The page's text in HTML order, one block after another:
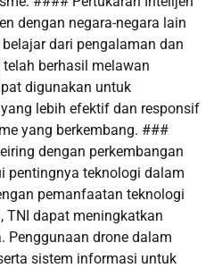
dengan negara-negara lain
dari pengalaman dan
berhasil melawan
digunakan untuk
lebih efektif dan responsif
yang berkembang. ###
dengan perkembangan
pentingnya teknologi dalam
pemanfaatan teknologi
dapat meningkatkan
Penggunaan drone dalam
sistem informasi untuk